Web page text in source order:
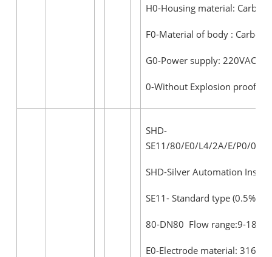
H0-Housing material: Carbon
F0-Material of body : Carbon
G0-Power supply: 220VAC
0-Without Explosion proof
SHD-
SE11/80/E0/L4/2A/E/P0/0/
SHD-Silver Automation
SE11- Standard type (0.5%
80-DN80 Flow range:9-
E0-Electrode material: 316L